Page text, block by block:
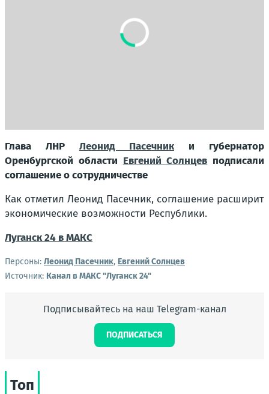
Глава ЛНР Леонид Пасечники губернатор
Оренбургской области Евгений Солнцев подписали
соглашение о сотрудничестве
Как отметил Леонид Пасечник, соглашение расширит
экономические возможности Республики.
Луганск 24 в МАКС
Персоны: Леонид Пасечник, Евгений Солнцев
Источник: Канал в МАКС "Луганск 24"
Подписывайтесь на наш Telegram-канал
ПОДПИСАТЬСЯ
Топ